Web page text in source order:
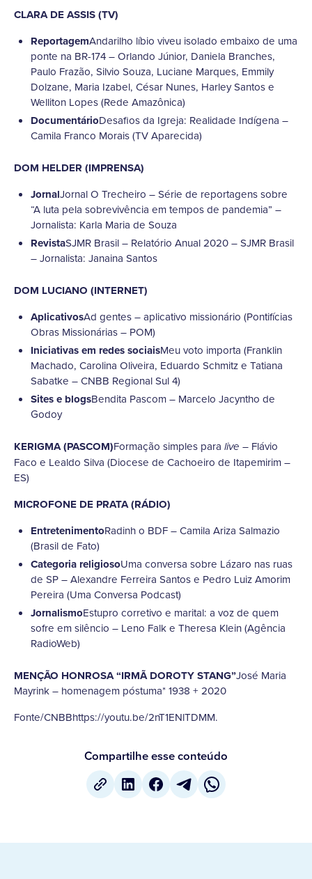
CLARA DE ASSIS (TV)
ReportagemAndarilho líbio viveu isolado embaixo de uma
ponte na BR-174 – Orlando Júnior, Daniela Branches,
Paulo Frazão, Silvio Souza, Luciane Marques, Emmily
Dolzane, Maria Izabel, César Nunes, Harley Santos e
Welliton Lopes (Rede Amazônica)
DocumentárioDesafios da Igreja: Realidade Indígena –
Camila Franco Morais (TV Aparecida)
DOM HELDER (IMPRENSA)
JornalJornal O Trecheiro – Série de reportagens sobre
“A luta pela sobrevivência em tempos de pandemia” –
Jornalista: Karla Maria de Souza
RevistaSJMR Brasil – Relatório Anual 2020 – SJMR Brasil
– Jornalista: Janaina Santos
DOM LUCIANO (INTERNET)
AplicativosAd gentes – aplicativo missionário (Pontifícias
Obras Missionárias – POM)
Iniciativas em redes sociaisMeu voto importa (Franklin
Machado, Carolina Oliveira, Eduardo Schmitz e Tatiana
Sabatke – CNBB Regional Sul 4)
Sites e blogsBendita Pascom – Marcelo Jacyntho de
Godoy
KERIGMA (PASCOM)Formação simples para live – Flávio
Faco e Lealdo Silva (Diocese de Cachoeiro de Itapemirim –
ES)
MICROFONE DE PRATA (RÁDIO)
EntretenimentoRadinh o BDF – Camila Ariza Salmazio
(Brasil de Fato)
Categoria religiosoUma conversa sobre Lázaro nas ruas
de SP – Alexandre Ferreira Santos e Pedro Luiz Amorim
Pereira (Uma Conversa Podcast)
JornalismoEstupro corretivo e marital: a voz de quem
sofre em silêncio – Leno Falk e Theresa Klein (Agência
RadioWeb)
MENÇÃO HONROSA “IRMÃ DOROTY STANG”José Maria
Mayrink – homenagem póstuma* 1938 + 2020
Fonte/CNBBhttps://youtu.be/2nT1ENlTDMM.
Compartilhe esse conteúdo